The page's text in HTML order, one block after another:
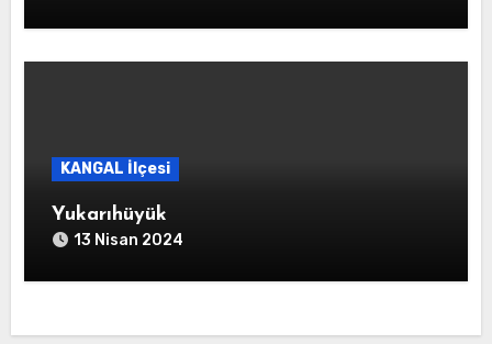
KANGAL İlçesi
Yukarıhüyük
13 Nisan 2024